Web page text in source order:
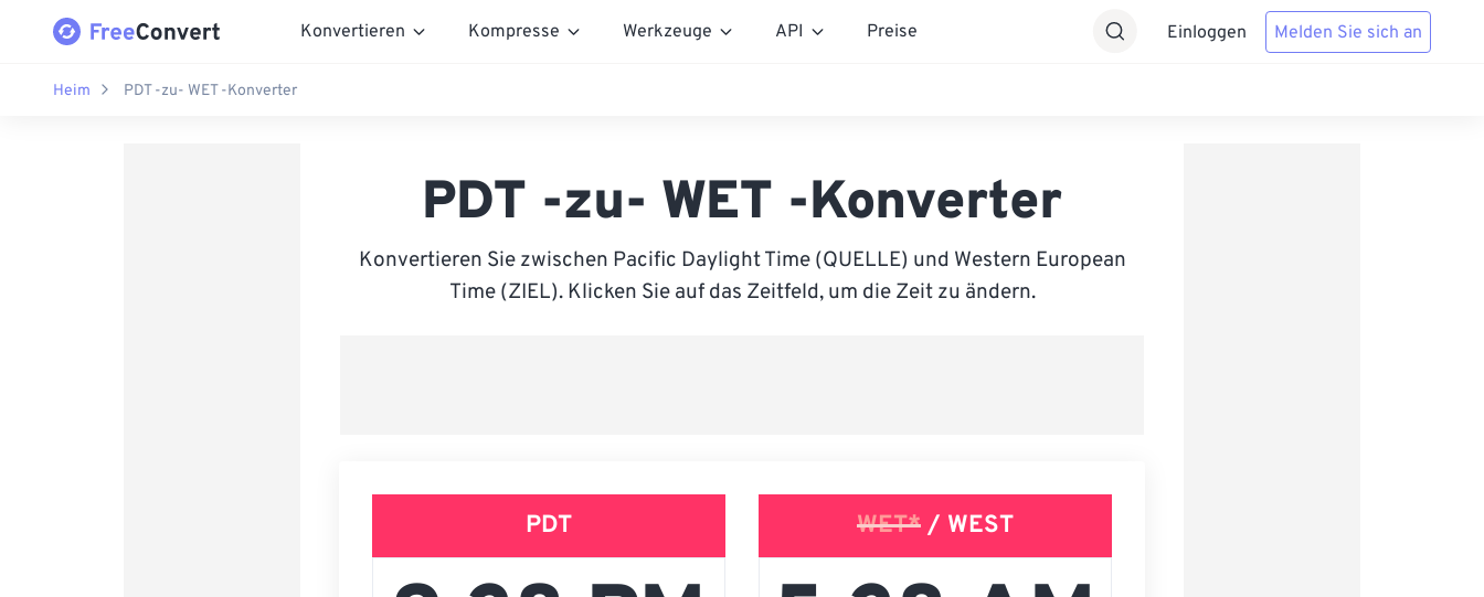
Konvertieren Kompresse Werkzeuge API Preise Einloggen Melden Sie sich an
Heim PDT -zu- WET -Konverter
PDT -zu- WET -Konverter
Konvertieren Sie zwischen Pacific Daylight Time (QUELLE) und Western European
Time (ZIEL). Klicken Sie auf das Zeitfeld, um die Zeit zu ändern.
PDT WET* / WEST